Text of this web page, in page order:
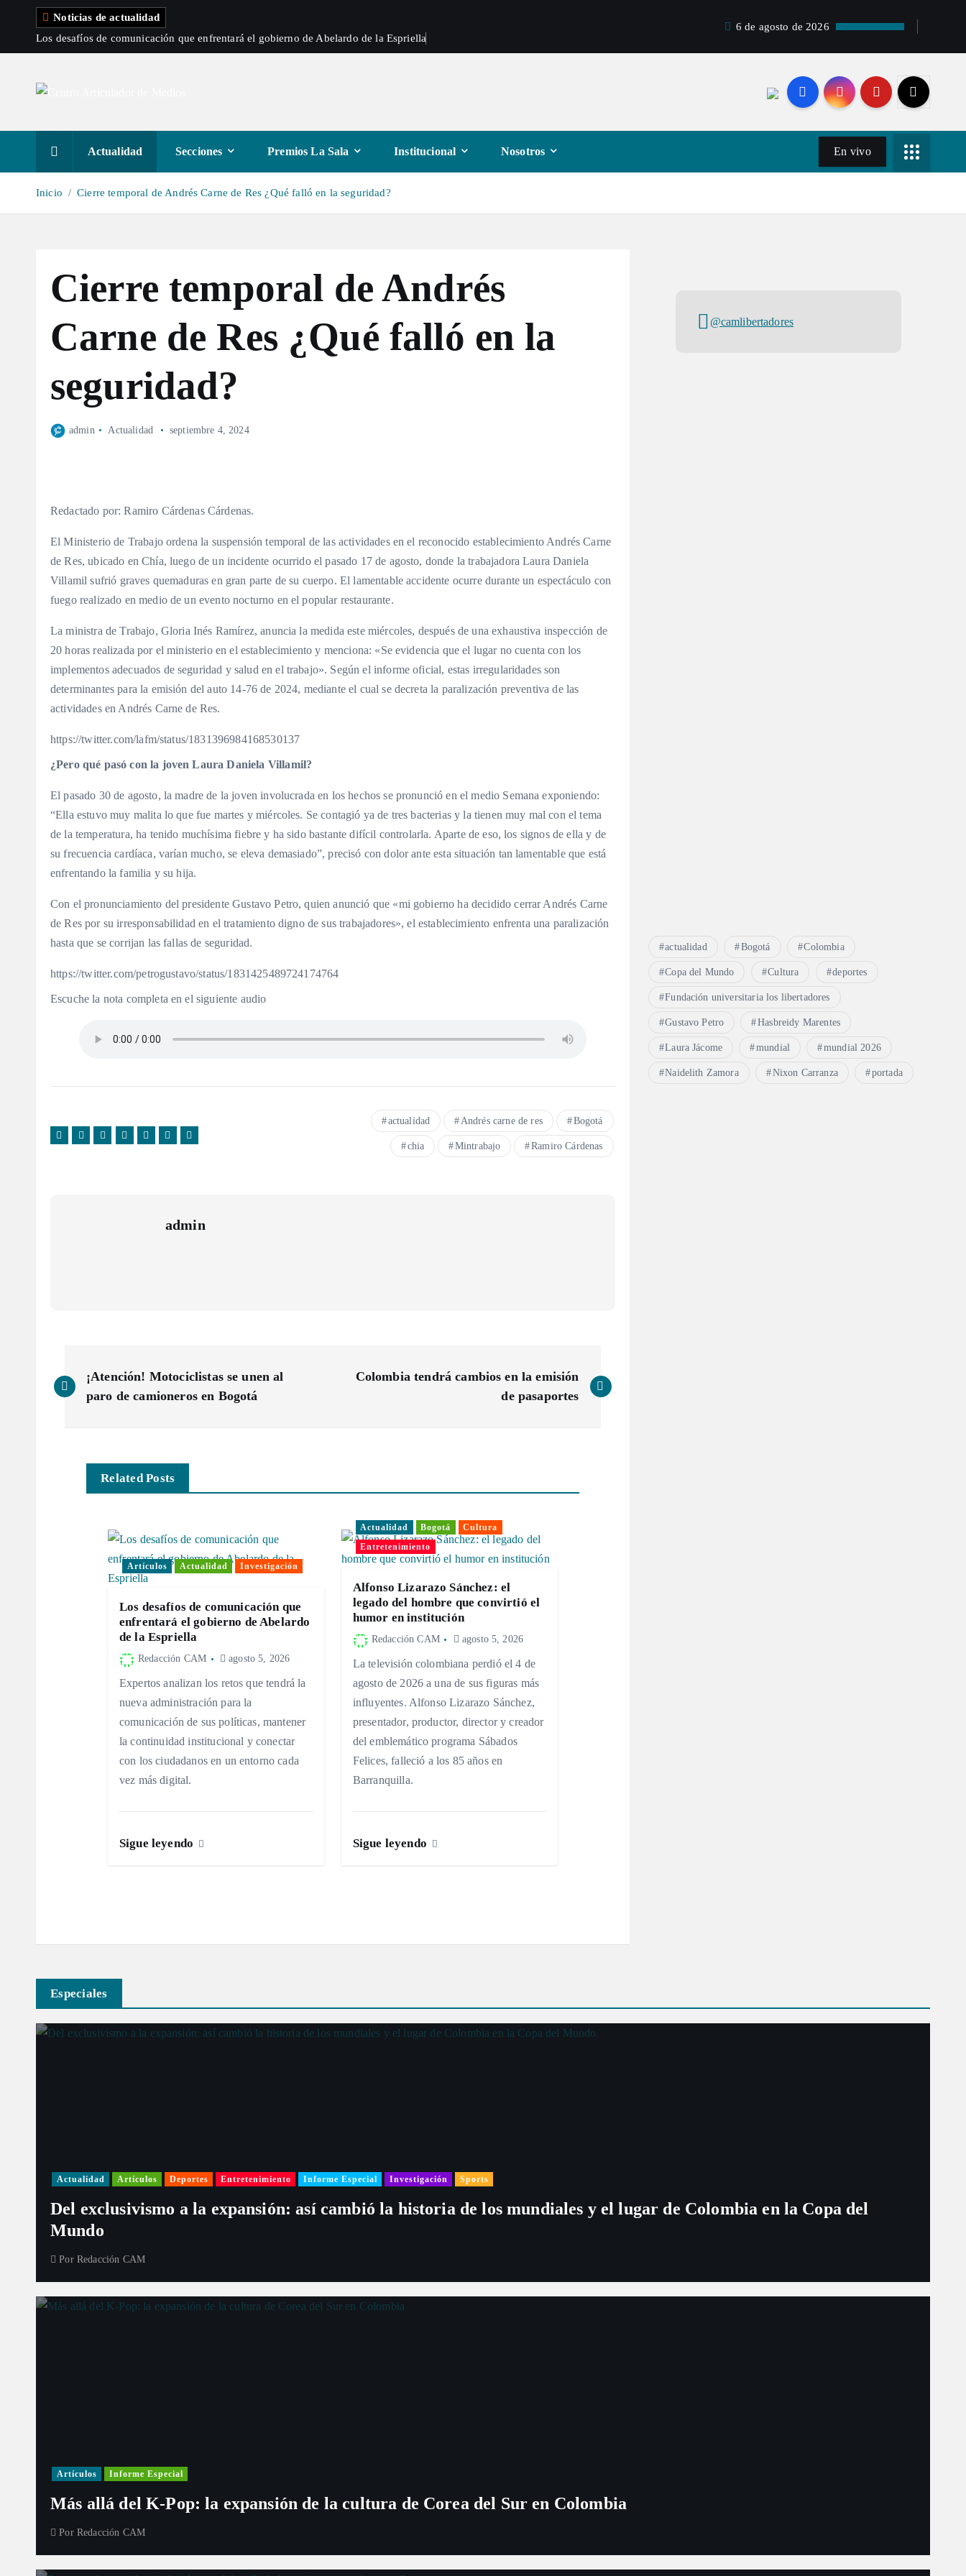
Noticias de actualidad
Los desafíos de comunicación que enfrentará el gobierno de Abelardo de la Espriella
6 de agosto de 2026
Actualidad Secciones Premios La Sala Institucional Nosotros En vivo
Inicio Cierre temporal de Andrés Carne de Res ¿Qué falló en la seguridad?
Cierre temporal de Andrés
Carne de Res ¿Qué falló en la
seguridad?
admin Actualidad septiembre 4, 2024
Redactado por: Ramiro Cárdenas Cárdenas.
El Ministerio de Trabajo ordena la suspensión temporal de las actividades en el reconocido establecimiento Andrés Carne
de Res, ubicado en Chía, luego de un incidente ocurrido el pasado 17 de agosto, donde la trabajadora Laura Daniela
Villamil sufrió graves quemaduras en gran parte de su cuerpo. El lamentable accidente ocurre durante un espectáculo con
fuego realizado en medio de un evento nocturno en el popular restaurante.
La ministra de Trabajo, Gloria Inés Ramírez, anuncia la medida este miércoles, después de una exhaustiva inspección de
20 horas realizada por el ministerio en el establecimiento y menciona: «Se evidencia que el lugar no cuenta con los
implementos adecuados de seguridad y salud en el trabajo». Según el informe oficial, estas irregularidades son
determinantes para la emisión del auto 14-76 de 2024, mediante el cual se decreta la paralización preventiva de las
actividades en Andrés Carne de Res.
https://twitter.com/lafm/status/1831396984168530137
¿Pero qué pasó con la joven Laura Daniela Villamil?
El pasado 30 de agosto, la madre de la joven involucrada en los hechos se pronunció en el medio Semana exponiendo:
“Ella estuvo muy malita lo que fue martes y miércoles. Se contagió ya de tres bacterias y la tienen muy mal con el tema
de la temperatura, ha tenido muchísima fiebre y ha sido bastante difícil controlarla. Aparte de eso, los signos de ella y de
su frecuencia cardíaca, varían mucho, se eleva demasiado”, precisó con dolor ante esta situación tan lamentable que está
enfrentando la familia y su hija.
Con el pronunciamiento del presidente Gustavo Petro, quien anunció que «mi gobierno ha decidido cerrar Andrés Carne
de Res por su irresponsabilidad en el tratamiento digno de sus trabajadores», el establecimiento enfrenta una paralización
hasta que se corrijan las fallas de seguridad.
https://twitter.com/petrogustavo/status/1831425489724174764
Escuche la nota completa en el siguiente audio
actualidad Andrés carne de res Bogotá
chia Mintrabajo Ramiro Cárdenas
admin
a
r
a
d
¡Atención! Motociclistas se unen al
paro de camioneros en Bogotá
Colombia tendrá cambios en la emisión
de pasaportes
Related Posts
Artículos Actualidad Investigación
Los desafíos de comunicación que
enfrentará el gobierno de Abelardo
de la Espriella
Redacción CAM agosto 5, 2026
Expertos analizan los retos que tendrá la
nueva administración para la
comunicación de sus políticas, mantener
la continuidad institucional y conectar
con los ciudadanos en un entorno cada
vez más digital.
Sigue leyendo
Actualidad Bogotá
Cultura
Entretenimiento
Alfonso Lizarazo Sánchez: el
legado del hombre que convirtió el
humor en institución
Redacción CAM agosto 5, 2026
La televisión colombiana perdió el 4 de
agosto de 2026 a una de sus figuras más
influyentes. Alfonso Lizarazo Sánchez,
presentador, productor, director y creador
del emblemático programa Sábados
Felices, falleció a los 85 años en
Barranquilla.
Sigue leyendo
@camlibertadores
actualidad Bogotá Colombia
Copa del Mundo Cultura deportes
Fundación universitaria los libertadores
Gustavo Petro Hasbreidy Marentes
Laura Jácome mundial mundial 2026
Naidelith Zamora Nixon Carranza portada
Especiales
Actualidad Artículos Deportes Entretenimiento Informe Especial Investigación Sports
Del exclusivismo a la expansión: así cambió la historia de los mundiales y el lugar de Colombia en la Copa del
Mundo
Por Redacción CAM
Artículos Informe Especial
Más allá del K-Pop: la expansión de la cultura de Corea del Sur en Colombia
Por Redacción CAM